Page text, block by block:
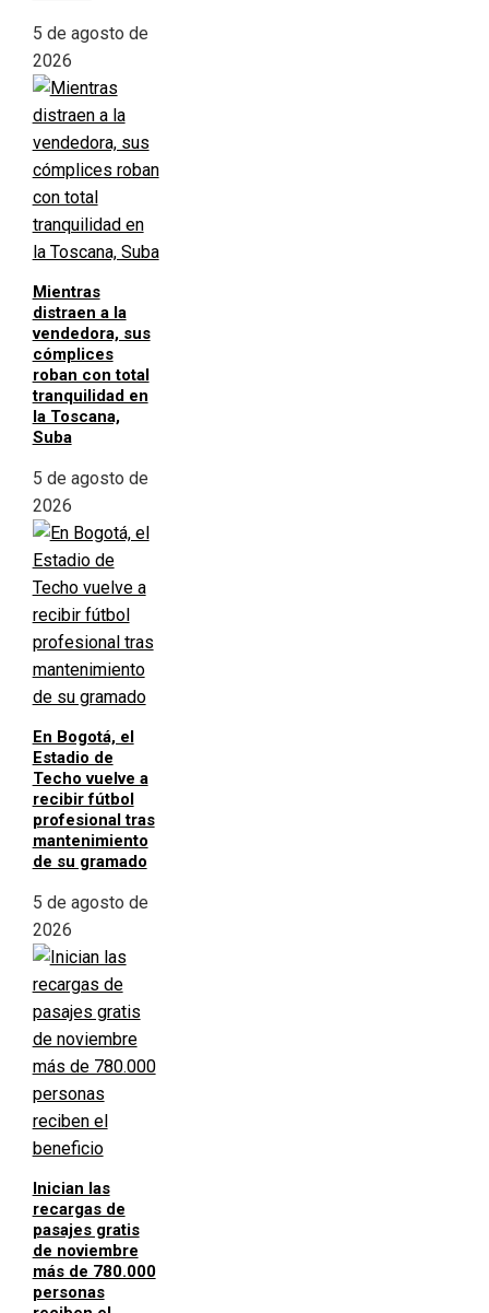
5 de agosto de
2026
Mientras
distraen a la
vendedora, sus
cómplices
roban con total
tranquilidad en
la Toscana,
Suba
5 de agosto de
2026
En Bogotá, el
Estadio de
Techo vuelve a
recibir fútbol
profesional tras
mantenimiento
de su gramado
5 de agosto de
2026
Inician las
recargas de
pasajes gratis
de noviembre
más de 780.000
personas